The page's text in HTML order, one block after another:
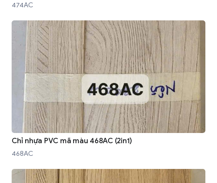
474AC
Chỉ nhựa PVC mã màu 468AC (2in1)
468AC